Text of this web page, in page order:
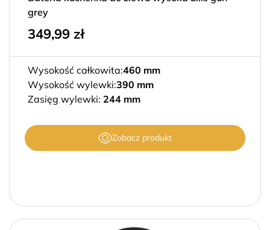
grey
349,99 zł
Wysokość całkowita:460 mm
Wysokość wylewki:390 mm
Zasięg wylewki: 244 mm
Zobacz produkt